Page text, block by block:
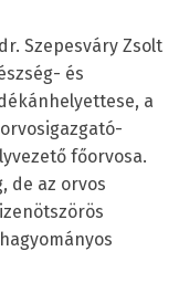
Szepesváry Zsolt
és
a
főorvosa.
de az orvos